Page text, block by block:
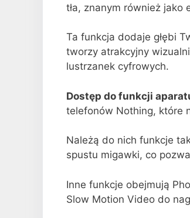
tła, znanym również jako
Ta funkcja dodaje głębi
tworzy atrakcyjny
lustrzanek cyfrowych.
Dostęp do funkcji
telefonów Nothing, które
Należą do nich funkcje
spustu migawki, co
Inne funkcje obejmują
Slow Motion Video do